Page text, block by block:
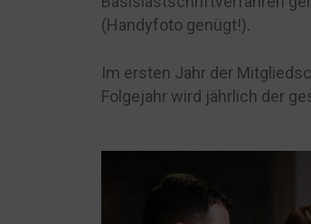
(Handyfoto genügt!).
Im ersten Jahr der
Folgejahr wird jährlich der